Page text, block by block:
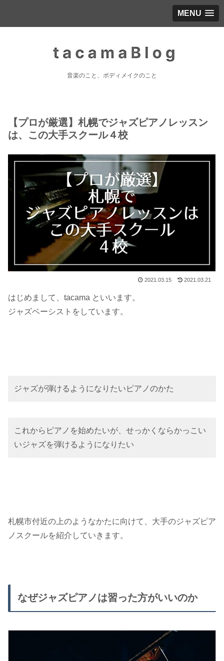
MENU
音楽のこと、ボディメイクのこと
【プロが厳選】札幌でジャズピアノレッスン
は、この大手スクール４校
2021.03.15 2021.03.21
はじめまして、tacama といいます。
ジャズベーシストをしています。
ジャズが弾けるようになりたいピアノのかた
これからピアノを始めたいが、せっかくならかっこい
いジャズを弾けるようになりたい
札幌市付近の上のようなかたに向けて、大手のジャズピア
ノスクールを紹介していきます。
なぜジャズピアノは習った方がいいのか